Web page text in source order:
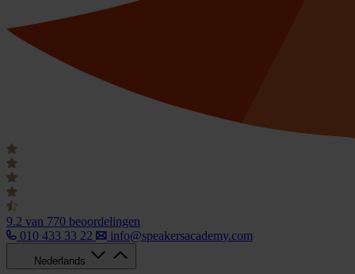
9.2 van 770 beoordelingen
010 433 33 22
info@speakersacademy.com
Nederlands